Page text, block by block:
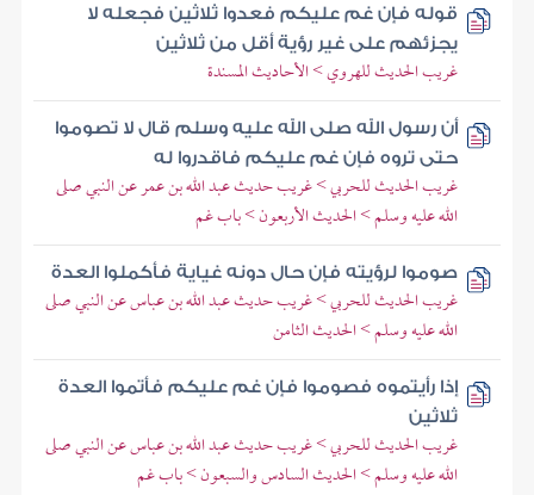
قوله فإن غم عليكم فعدوا ثلاثين فجعله لا
يجزئهم على غير رؤية أقل من ثلاثين
غريب الحديث للهروي > الأحاديث المسندة
أن رسول الله صلى الله عليه وسلم قال لا تصوموا
حتى تروه فإن غم عليكم فاقدروا له
غريب الحديث للحربي > غريب حديث عبد الله بن عمر عن النبي صلى
الله عليه وسلم > الحديث الأربعون > باب غم
صوموا لرؤيته فإن حال دونه غياية فأكملوا العدة
غريب الحديث للحربي > غريب حديث عبد الله بن عباس عن النبي صلى
الله عليه وسلم > الحديث الثامن
إذا رأيتموه فصوموا فإن غم عليكم فأتموا العدة
ثلاثين
غريب الحديث للحربي > غريب حديث عبد الله بن عباس عن النبي صلى
الله عليه وسلم > الحديث السادس والسبعون > باب غم